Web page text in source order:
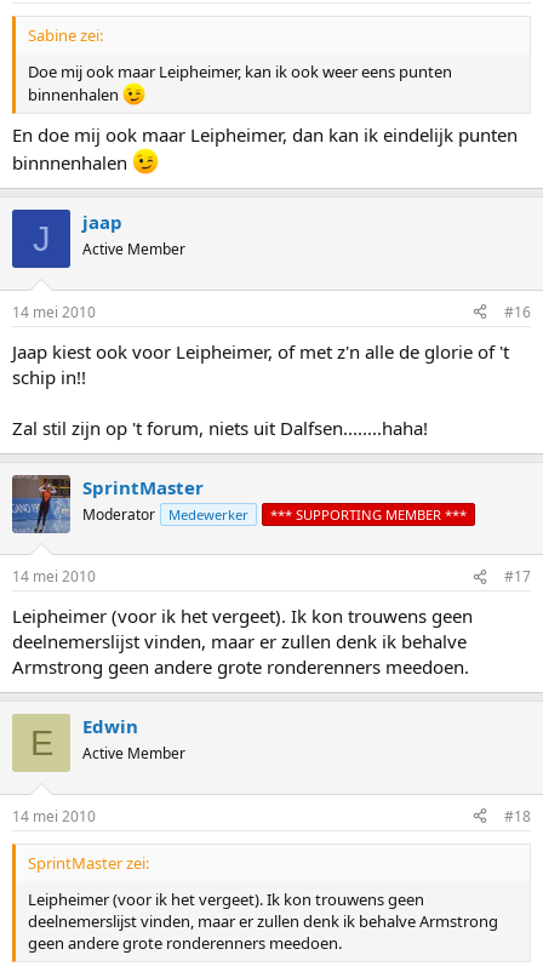
Sabine zei:
Doe mij ook maar Leipheimer, kan ik ook weer eens punten
binnenhalen
En doe mij ook maar Leipheimer, dan kan ik eindelijk punten
binnnenhalen
J jaap
Active Member
14 mei 2010 #16
Jaap kiest ook voor Leipheimer, of met z'n alle de glorie of 't
schip in!!
Zal stil zijn op 't forum, niets uit Dalfsen........haha!
SprintMaster
Moderator Medewerker *** SUPPORTING MEMBER ***
14 mei 2010 #17
Leipheimer (voor ik het vergeet). Ik kon trouwens geen
deelnemerslijst vinden, maar er zullen denk ik behalve
Armstrong geen andere grote ronderenners meedoen.
E Edwin
Active Member
14 mei 2010 #18
SprintMaster zei:
Leipheimer (voor ik het vergeet). Ik kon trouwens geen
deelnemerslijst vinden, maar er zullen denk ik behalve Armstrong
geen andere grote ronderenners meedoen.